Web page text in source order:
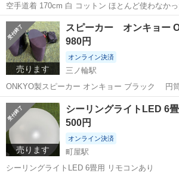
空手道着 170cm 白 コットン ほとんど使わなか
東京 荒川区 三ノ輪駅 武道、格闘技
売ります
スピーカー オンキョー
980円
オンライン決済
三ノ輪駅
ONKYO製スピーカー オンキョー ブラック 円
なデザイン 電源アダプター、接続ケーブル付き
付けします。
東京 荒川区 三ノ輪駅 オーディオ
売ります
シーリングライトLED 6畳
500円
オンライン決済
町屋駅
シーリングライトLED 6畳用 リモコンあり